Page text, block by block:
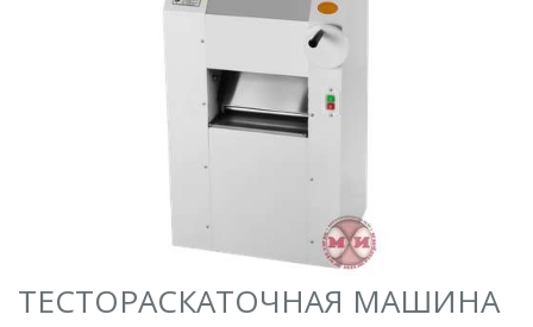
ТЕСТОРАСКАТОЧНАЯ МАШИНА